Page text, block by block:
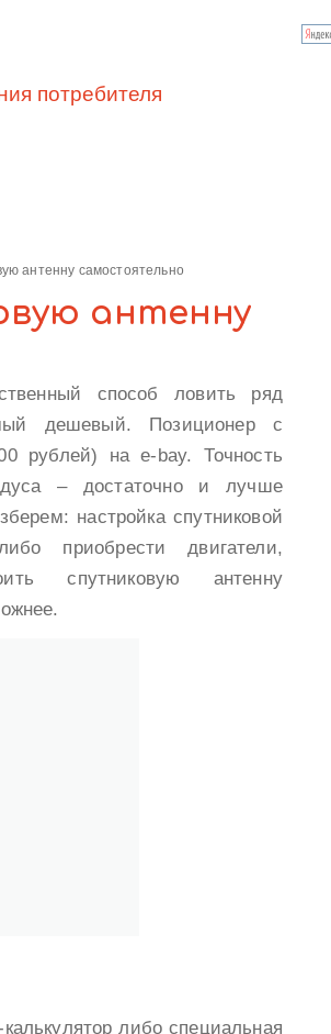
потребителя
антенну самостоятельно
антенну
способ ловить ряд
дешевый. Позиционер с
рублей) на e-bay. Точность
– достаточно и лучше
настройка спутниковой
приобрести двигатели,
спутниковую антенну
либо специальная